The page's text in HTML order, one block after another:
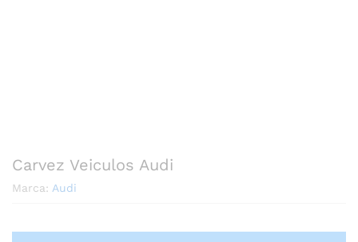
Carvez Veiculos Audi
Marca: Audi